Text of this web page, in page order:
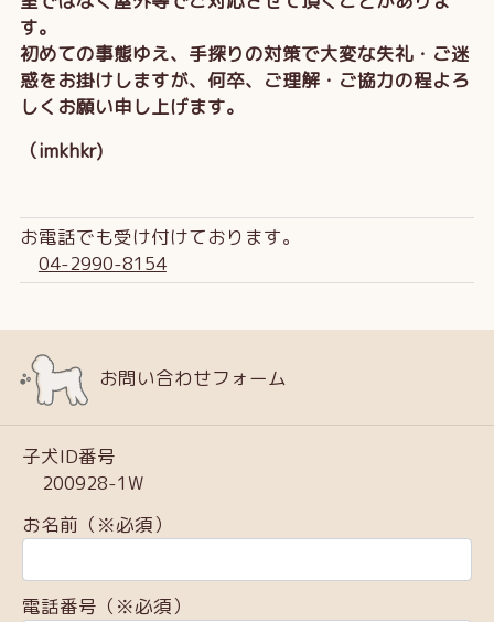
す。
初めての事態ゆえ、手探りの対策で大変な失礼・ご迷
惑をお掛けしますが、何卒、ご理解・ご協力の程よろ
しくお願い申し上げます。
（imkhkr)
お電話でも受け付けております。
04-2990-8154
お問い合わせフォーム
子犬ID番号
200928-1W
お名前（※必須）
電話番号（※必須）